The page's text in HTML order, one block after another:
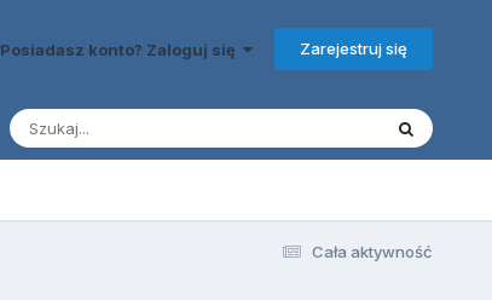
Posiadasz konto? Zaloguj się Zarejestruj się
Cała aktywność